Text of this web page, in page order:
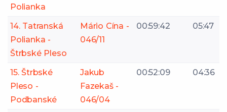
Polianka
14. Tatranská
Polianka -
Štrbské Pleso
Mário Cína -
046/11
00:59:42 05:47
15. Štrbské
Pleso -
Podbanské
Jakub
Fazekaš -
046/04
00:52:09 04:36